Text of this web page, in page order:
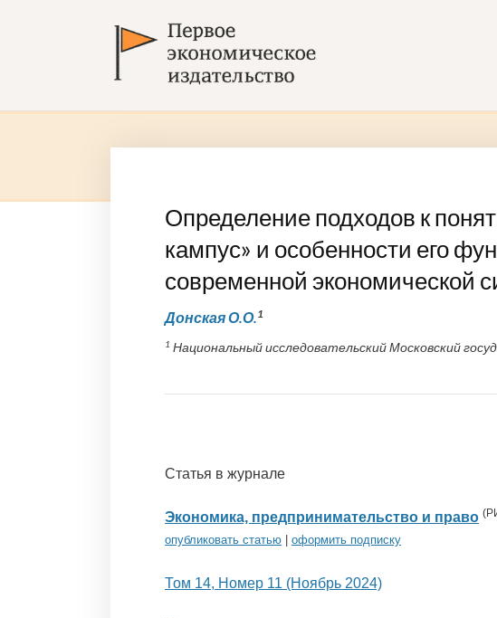
Определение подходов к
кампус» и особенности его
современной экономической
Донская О.О.1
1 Национальный исследовательский Московский
Статья в журнале
Экономика, предпринимательство и право (
опубликовать статью оформить подписку
Том 14, Номер 11 (Ноябрь 2024)